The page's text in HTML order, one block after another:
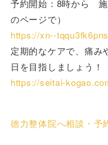
予約開始：8時から 施
のページで）
https://xn--
定期的なケアで、痛み
日を目指しましょう！
https://seitai-
徳力整体院へ相談・予